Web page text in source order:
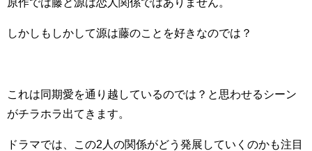
しかしもしかして源は藤のことを好きなのでは？
これは同期愛を通り越しているのでは？と思わせるシーン
がチラホラ出てきます。
ドラマでは、この2人の関係がどう発展していくのかも注目